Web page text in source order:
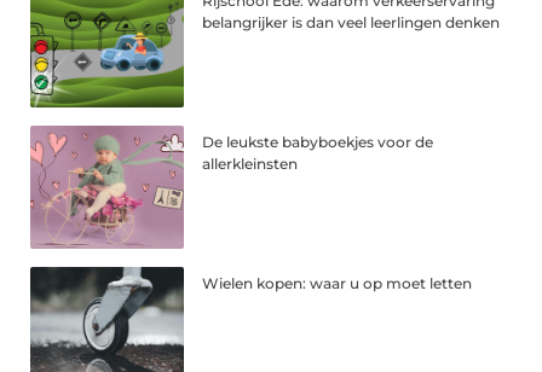
belangrijker is dan veel leerlingen denken
De leukste babyboekjes voor de
allerkleinsten
Wielen kopen: waar u op moet letten